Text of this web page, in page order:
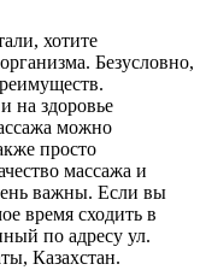
хотите
Безусловно,
на здоровье
можно
просто
массажа и
важны. Если вы
время сходить в
по адресу ул.
Казахстан.